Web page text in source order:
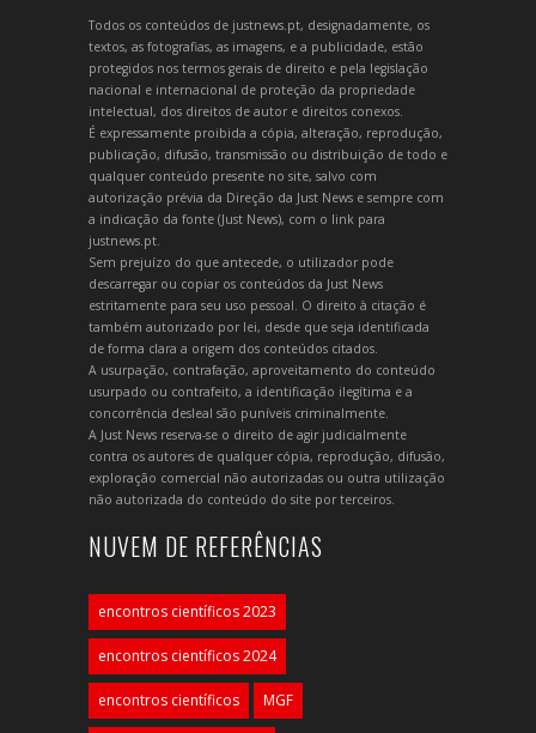
Todos os conteúdos de justnews.pt, designadamente, os
textos, as fotografias, as imagens, e a publicidade, estão
protegidos nos termos gerais de direito e pela legislação
nacional e internacional de proteção da propriedade
intelectual, dos direitos de autor e direitos conexos.
É expressamente proibida a cópia, alteração, reprodução,
publicação, difusão, transmissão ou distribuição de todo e
qualquer conteúdo presente no site, salvo com
autorização prévia da Direção da Just News e sempre com
a indicação da fonte (Just News), com o link para
justnews.pt.
Sem prejuízo do que antecede, o utilizador pode
descarregar ou copiar os conteúdos da Just News
estritamente para seu uso pessoal. O direito à citação é
também autorizado por lei, desde que seja identificada
de forma clara a origem dos conteúdos citados.
A usurpação, contrafação, aproveitamento do conteúdo
usurpado ou contrafeito, a identificação ilegítima e a
concorrência desleal são puníveis criminalmente.
A Just News reserva-se o direito de agir judicialmente
contra os autores de qualquer cópia, reprodução, difusão,
exploração comercial não autorizadas ou outra utilização
não autorizada do conteúdo do site por terceiros.
NUVEM DE REFERÊNCIAS
encontros científicos 2023
encontros científicos 2024
encontros científicos MGF